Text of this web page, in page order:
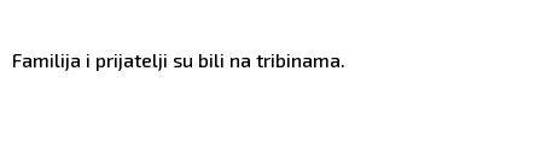
Familija i prijatelji su bili na tribinama.